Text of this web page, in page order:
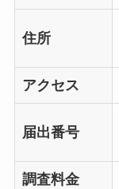
住所
アクセス
届出番号
調査料金